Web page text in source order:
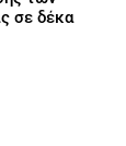
σε δέκα